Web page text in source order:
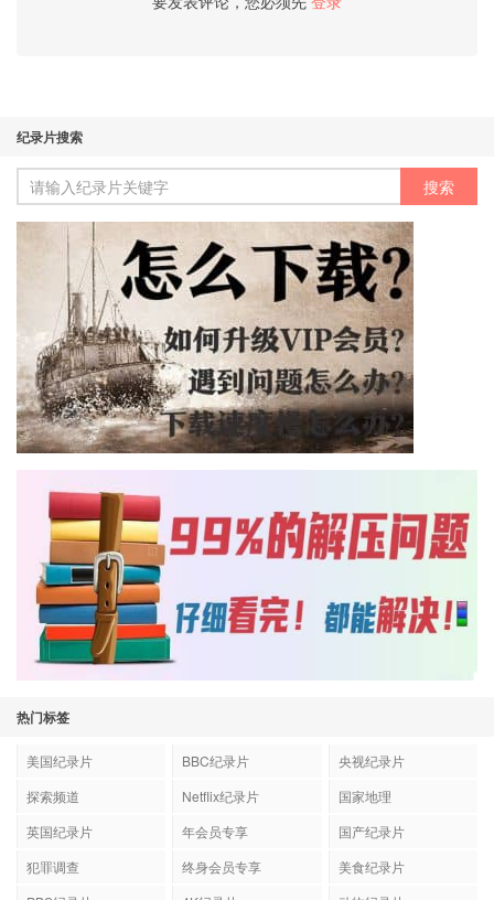
纪录片搜索
热门标签
美国纪录片 BBC纪录片
央视纪录片
探索频道
Netflix纪录片
国家地理
英国纪录片
年会员专享
国产纪录片
犯罪调查
终身会员专享
美食纪录片